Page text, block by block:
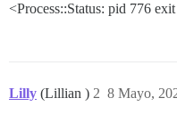
<Process::Status: pid 776
Lilly (Lillian ) 8 Mayo,
2